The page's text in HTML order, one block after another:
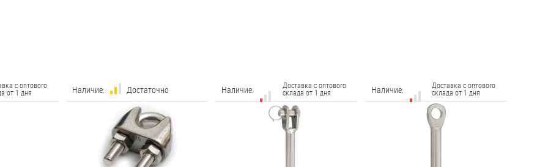
с оптового
от 1 дня Наличие: Достаточно Наличие: Доставка с оптового
склада от 1 дня Наличие: Доставка с оптового
склада от 1 дня
склада от 1 дня
Доставка с оптового
склада от 1 дня
Доставка с оптового
склада от 1 дня
Доставка с оптового
склада от 1 дня